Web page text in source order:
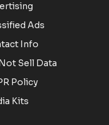
Ads
Info
Sell Data
Policy
Kits